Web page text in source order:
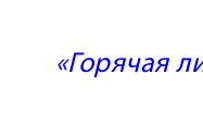
«Горячая